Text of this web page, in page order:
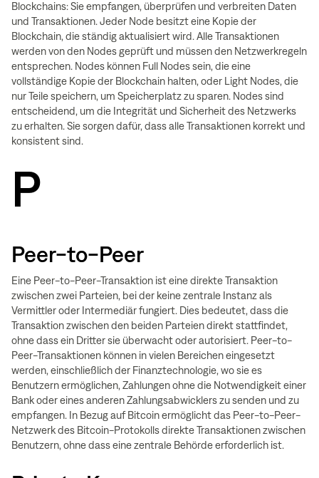
Blockchains: Sie empfangen, überprüfen und verbreiten Daten
und Transaktionen. Jeder Node besitzt eine Kopie der
Blockchain, die ständig aktualisiert wird. Alle Transaktionen
werden von den Nodes geprüft und müssen den Netzwerkregeln
entsprechen. Nodes können Full Nodes sein, die eine
vollständige Kopie der Blockchain halten, oder Light Nodes, die
nur Teile speichern, um Speicherplatz zu sparen. Nodes sind
entscheidend, um die Integrität und Sicherheit des Netzwerks
zu erhalten. Sie sorgen dafür, dass alle Transaktionen korrekt und
konsistent sind.
P
Peer-to-Peer
Eine Peer-to-Peer-Transaktion ist eine direkte Transaktion
zwischen zwei Parteien, bei der keine zentrale Instanz als
Vermittler oder Intermediär fungiert. Dies bedeutet, dass die
Transaktion zwischen den beiden Parteien direkt stattfindet,
ohne dass ein Dritter sie überwacht oder autorisiert. Peer-to-
Peer-Transaktionen können in vielen Bereichen eingesetzt
werden, einschließlich der Finanztechnologie, wo sie es
Benutzern ermöglichen, Zahlungen ohne die Notwendigkeit einer
Bank oder eines anderen Zahlungsabwicklers zu senden und zu
empfangen. In Bezug auf Bitcoin ermöglicht das Peer-to-Peer-
Netzwerk des Bitcoin-Protokolls direkte Transaktionen zwischen
Benutzern, ohne dass eine zentrale Behörde erforderlich ist.